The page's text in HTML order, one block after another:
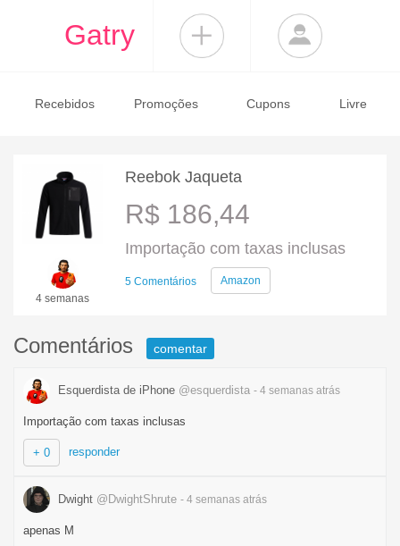
Gatry
Recebidos Promoções Cupons Livre
4 semanas
Reebok Jaqueta
R$ 186,44
Importação com taxas inclusas
5 Comentários Amazon
Comentários comentar
Esquerdista de iPhone @esquerdista - 4 semanas atrás
Importação com taxas inclusas
+ 0 responder
Dwight @DwightShrute - 4 semanas atrás
apenas M